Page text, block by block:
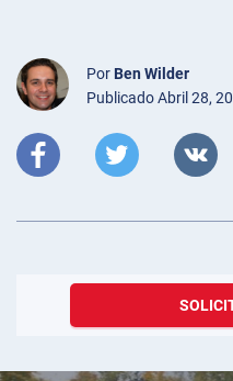
Por Ben Wilder
Publicado Abril 28,